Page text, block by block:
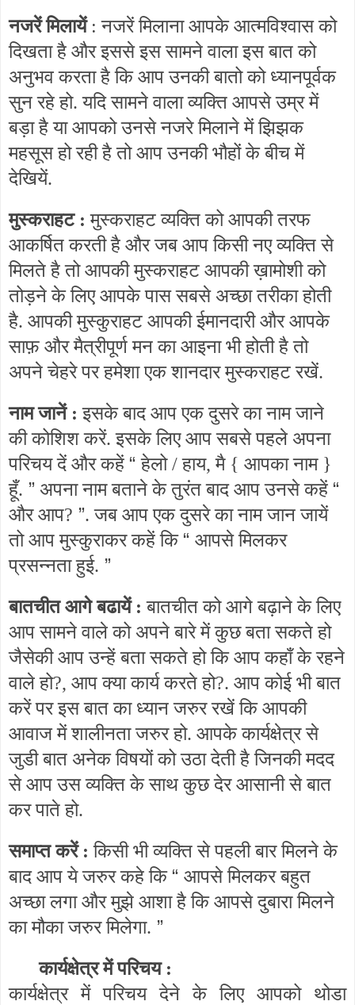
नजरें मिलायें: नजरें मिलाना आपके आत्मविश्वास को
दिखता है और इससे इस सामने वाला इस बात को
अनुभव करता है कि आप उनकी बातो को ध्यानपूर्वक
सुन रहे हो. यदि सामने वाला व्यक्ति आपसे उम्र में
बड़ा है या आपको उनसे नजरे मिलाने में झिझक
महसूस हो रही है तो आप उनकी भौहों के बीच में
देखियें.
मुस्कराहट :मुस्कराहट व्यक्ति को आपकी तरफ
आकर्षित करती है और जब आप किसी नए व्यक्ति से
मिलते है तो आपकी मुस्कराहट आपकी ख़ामोशी को
तोड़ने के लिए आपके पास सबसे अच्छा तरीका होती
है. आपकी मुस्कुराहट आपकी ईमानदारी और आपके
साफ़ और मैत्रीपूर्ण मन का आइना भी होती है तो
अपने चेहरे पर हमेशा एक शानदार मुस्कराहट रखें.
नाम जानें :इसके बाद आप एक दुसरे का नाम जाने
की कोशिश करें. इसके लिए आप सबसे पहले अपना
परिचय दें और कहें “हेलो / हाय, मै { आपका नाम }
हूँ. ” अपना नाम बताने के तुरंत बाद आप उनसे कहें “
और आप? ”. जब आप एक दुसरे का नाम जान जायें
तो आप मुस्कुराकर कहें कि“ आपसे मिलकर
प्रसन्नता हुई. ”
बातचीत आगे बढायें :बातचीत को आगे बढ़ाने के लिए
आप सामने वाले को अपने बारे में कुछ बता सकते हो
जैसेकी आप उन्हें बता सकते हो कि आप कहाँ के रहने
वाले हो?, आप क्या कार्य करते हो?. आप कोई भी बात
करें पर इस बात का ध्यान जरुर रखें कि आपकी
आवाज में शालीनता जरुर हो. आपके कार्यक्षेत्र से
जुडी बात अनेक विषयों को उठा देती है जिनकी मदद
से आप उस व्यक्ति के साथ कुछ देर आसानी से बात
कर पाते हो.
समाप्त करें :किसी भी व्यक्ति से पहली बार मिलने के
बाद आप ये जरुर कहे कि“ आपसे मिलकर बहुत
अच्छा लगा और मुझे आशा है कि आपसे दुबारा मिलने
का मौका जरुर मिलेगा. ”
कार्यक्षेत्र में परिचय :
कार्यक्षेत्र में परिचय देने के लिए आपको थोडा